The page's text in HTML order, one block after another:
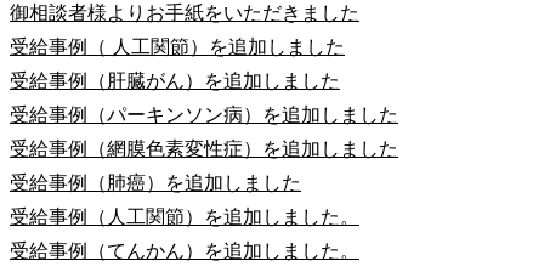
御相談者様よりお手紙をいただきました
受給事例（ 人工関節）を追加しました
受給事例（肝臓がん）を追加しました
受給事例（パーキンソン病）を追加しました
受給事例（網膜色素変性症）を追加しました
受給事例（肺癌）を追加しました
受給事例（人工関節）を追加しました。
受給事例（てんかん）を追加しました。